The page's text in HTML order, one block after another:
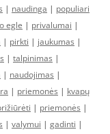
| naudinga | populiari
egle | privalumai |
| pirkti | jaukumas |
| talpinimas |
| naudojimas |
| priemonės | kvapų
| priemonės |
| valymui | gadinti |